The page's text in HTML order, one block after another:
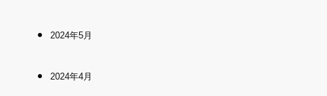
2024年5月
2024年4月